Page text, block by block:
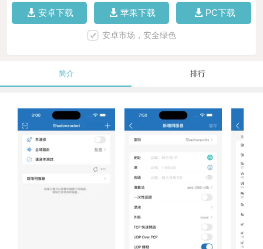
安卓下载 苹果下载 PC下载
安卓市场，安全绿色
简介 排行